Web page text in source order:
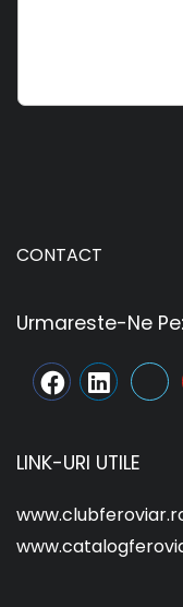
CONTACT
Urmareste-Ne Pe:
LINK-URI UTILE